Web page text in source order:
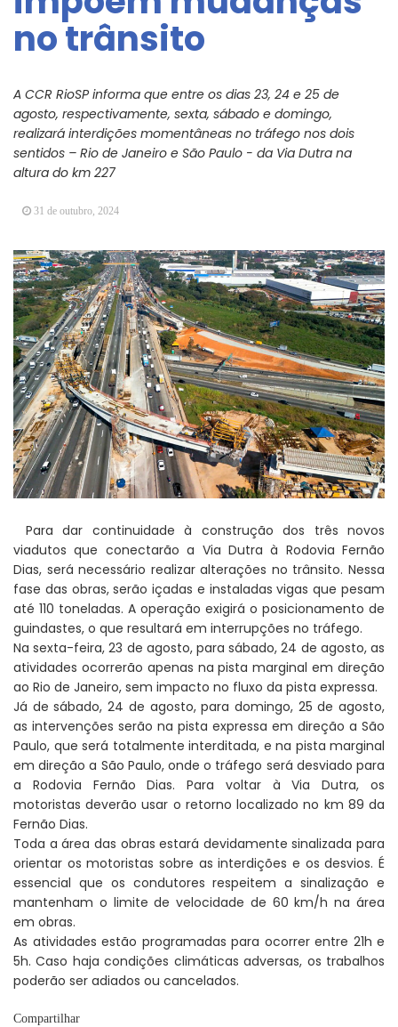
Arujá promove 2º encontro da Jornada de
Conhecimento em Bem-Estar Animal no Parque
dos Ipês
TOP
no trânsito
A CCR RioSP informa que entre os dias 23, 24 e 25 de
agosto, respectivamente, sexta, sábado e domingo,
realizará interdições momentâneas no tráfego nos dois
sentidos – Rio de Janeiro e São Paulo - da Via Dutra na
altura do km 227
31 de outubro, 2024
Para dar continuidade à construção dos três novos
viadutos que conectarão a Via Dutra à Rodovia Fernão
Dias, será necessário realizar alterações no trânsito. Nessa
fase das obras, serão içadas e instaladas vigas que pesam
até 110 toneladas. A operação exigirá o posicionamento de
guindastes, o que resultará em interrupções no tráfego.
Na sexta-feira, 23 de agosto, para sábado, 24 de agosto, as
atividades ocorrerão apenas na pista marginal em direção
ao Rio de Janeiro, sem impacto no fluxo da pista expressa.
Já de sábado, 24 de agosto, para domingo, 25 de agosto,
as intervenções serão na pista expressa em direção a São
Paulo, que será totalmente interditada, e na pista marginal
em direção a São Paulo, onde o tráfego será desviado para
a Rodovia Fernão Dias. Para voltar à Via Dutra, os
motoristas deverão usar o retorno localizado no km 89 da
Fernão Dias.
Toda a área das obras estará devidamente sinalizada para
orientar os motoristas sobre as interdições e os desvios. É
essencial que os condutores respeitem a sinalização e
mantenham o limite de velocidade de 60 km/h na área
em obras.
As atividades estão programadas para ocorrer entre 21h e
5h. Caso haja condições climáticas adversas, os trabalhos
poderão ser adiados ou cancelados.
Compartilhar